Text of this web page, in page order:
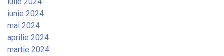
iunie 2024
mai 2024
aprilie 2024
martie 2024